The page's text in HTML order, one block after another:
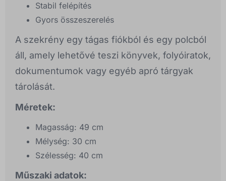
Stabil felépítés
Gyors összeszerelés
A szekrény egy tágas fiókból és egy polcból
áll, amely lehetővé teszi könyvek, folyóiratok,
dokumentumok vagy egyéb apró tárgyak
tárolását.
Méretek:
Magasság: 49 cm
Mélység: 30 cm
Szélesség: 40 cm
Műszaki adatok: